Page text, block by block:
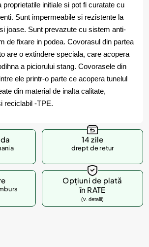
proprietatile initiale si pot fi curatate cu
Sunt impermeabile si rezistente la
joase. Sunt prevazute cu sistem anti-
de fixare in podea. Covorasul din partea
are o extindere speciala, care acopera
a piciorului stang. Covorasele din
ele printr-o parte ce acopera tunelul
din material de inalta calitate,
reciclabil -TPE.
14 zile
drept de retur
Opțiuni de plată
în RATE
(v. detalii)